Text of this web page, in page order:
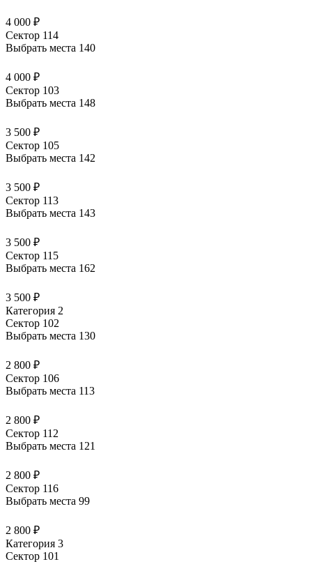
4 000 ₽
Сектор 114
Выбрать места 140
4 000 ₽
Сектор 103
Выбрать места 148
3 500 ₽
Сектор 105
Выбрать места 142
3 500 ₽
Сектор 113
Выбрать места 143
3 500 ₽
Сектор 115
Выбрать места 162
3 500 ₽
Категория 2
Сектор 102
Выбрать места 130
2 800 ₽
Сектор 106
Выбрать места 113
2 800 ₽
Сектор 112
Выбрать места 121
2 800 ₽
Сектор 116
Выбрать места 99
2 800 ₽
Категория 3
Сектор 101